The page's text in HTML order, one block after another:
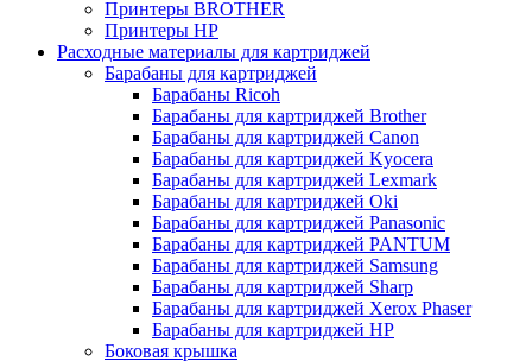
Принтеры BROTHER
Принтеры HP
Расходные материалы для картриджей
Барабаны для картриджей
Барабаны Ricoh
Барабаны для картриджей Brother
Барабаны для картриджей Canon
Барабаны для картриджей Kyocera
Барабаны для картриджей Lexmark
Барабаны для картриджей Oki
Барабаны для картриджей Panasonic
Барабаны для картриджей PANTUM
Барабаны для картриджей Samsung
Барабаны для картриджей Sharp
Барабаны для картриджей Xerox Phaser
Барабаны для картриджей НР
Боковая крышка